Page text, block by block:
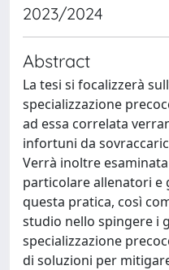
2023/2024
Abstract
La tesi si focalizzerà
specializzazione
ad essa correlata
infortuni da
Verrà inoltre
particolare allenatori
questa pratica, così
studio nello spingere i
specializzazione
di soluzioni per